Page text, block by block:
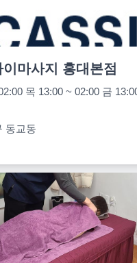
마사지 홍대본점
동교동